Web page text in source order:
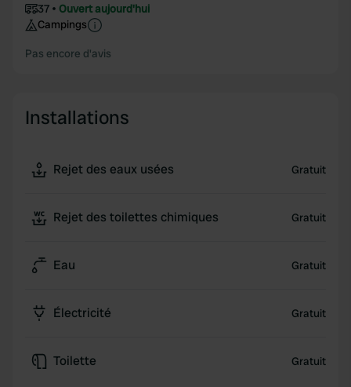
37
Ouvert aujourd'hui
Campings
Pas encore d'avis
Installations
Rejet des eaux usées Gratuit
Rejet des toilettes chimiques Gratuit
Eau Gratuit
Électricité Gratuit
Toilette Gratuit